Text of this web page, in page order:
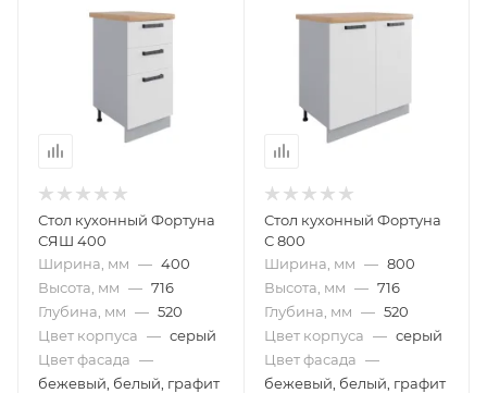
Стол кухонный Фортуна
СЯШ 400
Ширина, мм — 400
Высота, мм — 716
Глубина, мм — 520
Цвет корпуса — серый
Цвет фасада —
бежевый, белый, графит
Стол кухонный Фортуна
С 800
Ширина, мм — 800
Высота, мм — 716
Глубина, мм — 520
Цвет корпуса — серый
Цвет фасада —
бежевый, белый, графит